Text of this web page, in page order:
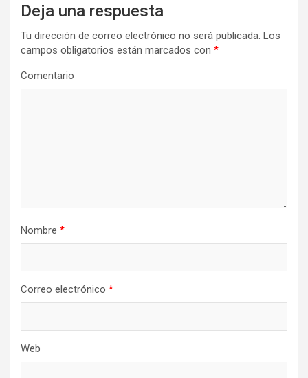
Deja una respuesta
Tu dirección de correo electrónico no será publicada. Los
campos obligatorios están marcados con *
Comentario
Nombre *
Correo electrónico *
Web